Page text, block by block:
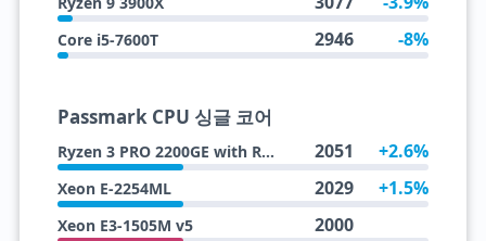
Core i5-7600T 2946 -8%
Passmark CPU 싱글 코어
Ryzen 3 PRO 2200GE with Radeon Vega 8 Graphics 2051 +2.6%
Xeon E-2254ML 2029 +1.5%
Xeon E3-1505M v5 2000